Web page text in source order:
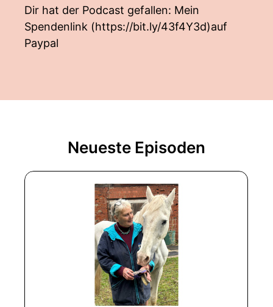
Dir hat der Podcast gefallen: Mein
Spendenlink (https://bit.ly/43f4Y3d)auf
Paypal
Neueste Episoden